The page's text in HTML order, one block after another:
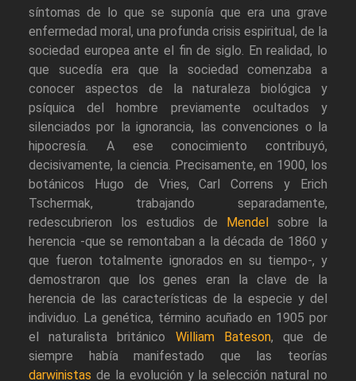
síntomas de lo que se suponía que era una grave
enfermedad moral, una profunda crisis espiritual, de la
sociedad europea ante el fin de siglo. En realidad, lo
que sucedía era que la sociedad comenzaba a
conocer aspectos de la naturaleza biológica y
psíquica del hombre previamente ocultados y
silenciados por la ignorancia, las convenciones o la
hipocresía. A ese conocimiento contribuyó,
decisivamente, la ciencia. Precisamente, en 1900, los
botánicos Hugo de Vries, Carl Correns y Erich
Tschermak, trabajando separadamente,
redescubrieron los estudios de
Mendel
sobre la
herencia -que se remontaban a la década de 1860 y
que fueron totalmente ignorados en su tiempo-, y
demostraron que los genes eran la clave de la
herencia de las características de la especie y del
individuo. La genética, término acuñado en 1905 por
el naturalista británico William Bateson, que de
siempre había manifestado que las teorías
darwinistas de la evolución y la selección natural no